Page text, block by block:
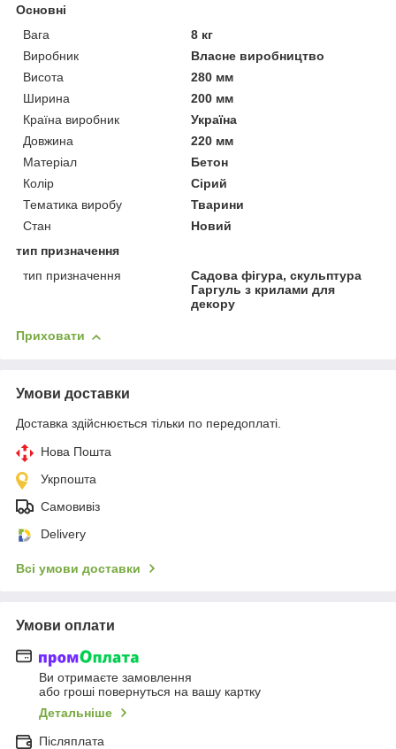
Основні
Вага
8 кг
Виробник
Власне виробництво
Висота
280 мм
Ширина
200 мм
Країна виробник
Україна
Довжина
220 мм
Матеріал
Бетон
Колір
Сірий
Тематика виробу
Тварини
Стан
Новий
тип призначення
тип призначення
Садова фігура, скульптура
Гаргуль з крилами для
декору
Приховати
Умови доставки
Доставка здійснюється тільки по передоплаті.
Нова Пошта
Укрпошта
Самовивіз
Delivery
Всі умови доставки
Умови оплати
Ви отримаєте замовлення
або гроші повернуться на вашу картку
Детальніше
Післяплата